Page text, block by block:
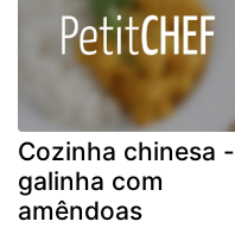
Cozinha chinesa -
galinha com
amêndoas